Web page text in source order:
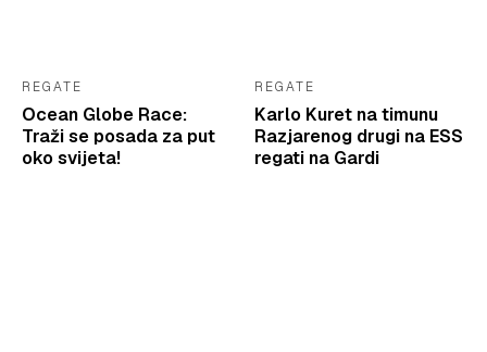
REGATE
Ocean Globe Race:
Traži se posada za put
oko svijeta!
REGATE
Karlo Kuret na timunu
Razjarenog drugi na ESS
regati na Gardi